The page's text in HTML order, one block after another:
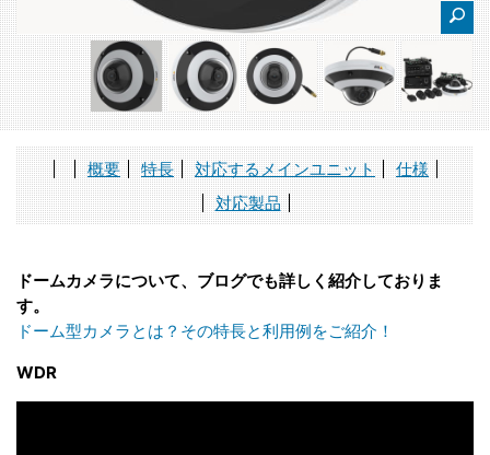
概要 特長 対応するメインユニット
仕様
対応製品
ドームカメラについて、ブログでも詳しく紹介しておりま
す。
ドーム型カメラとは？その特長と利用例をご紹介！
WDR